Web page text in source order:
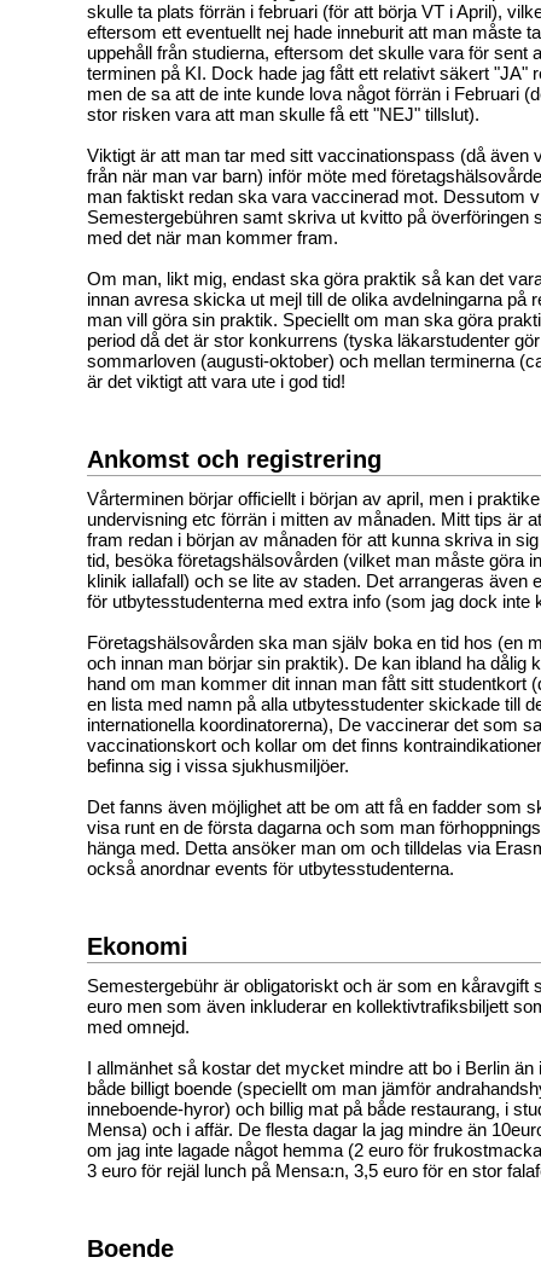
skulle ta plats förrän i februari (för att börja VT i April),
eftersom ett eventuellt nej hade inneburit att man måste
uppehåll från studierna, eftersom det skulle vara för sent
terminen på KI. Dock hade jag fått ett relativt säkert "JA"
men de sa att de inte kunde lova något förrän i Februari
stor risken vara att man skulle få ett "NEJ" tillslut).
Viktigt är att man tar med sitt vaccinationspass (då även
från när man var barn) inför möte med
man faktiskt redan ska vara vaccinerad mot. Dessutom
Semestergebühren samt skriva ut kvitto på överföringen
med det när man kommer fram.
Om man, likt mig, endast ska göra praktik så kan det
innan avresa skicka ut mejl till de olika avdelningarna på
man vill göra sin praktik. Speciellt om man ska göra
period då det är stor konkurrens (tyska läkarstudenter
sommarloven (augusti-oktober) och mellan terminerna
är det viktigt att vara ute i god tid!
Ankomst och registrering
Vårterminen börjar officiellt i början av april, men i
undervisning etc förrän i mitten av månaden. Mitt tips är
fram redan i början av månaden för att kunna skriva in
tid, besöka företagshälsovården (vilket man måste göra
klinik iallafall) och se lite av staden. Det arrangeras även
för utbytesstudenterna med extra info (som jag dock inte
Företagshälsovården ska man själv boka en tid hos (en
och innan man börjar sin praktik). De kan ibland ha dålig
hand om man kommer dit innan man fått sitt studentkort
en lista med namn på alla utbytesstudenter skickade till
internationella koordinatorerna), De vaccinerar det som
vaccinationskort och kollar om det finns
befinna sig i vissa sjukhusmiljöer.
Det fanns även möjlighet att be om att få en fadder som
visa runt en de första dagarna och som man
hänga med. Detta ansöker man om och tilldelas via
också anordnar events för utbytesstudenterna.
Ekonomi
Semestergebühr är obligatoriskt och är som en kåravgift
euro men som även inkluderar en kollektivtrafiksbiljett
med omnejd.
I allmänhet så kostar det mycket mindre att bo i Berlin
både billigt boende (speciellt om man jämför
inneboende-hyror) och billig mat på både restaurang, i
Mensa) och i affär. De flesta dagar la jag mindre än
om jag inte lagade något hemma (2 euro för
3 euro för rejäl lunch på Mensa:n, 3,5 euro för en stor
Boende